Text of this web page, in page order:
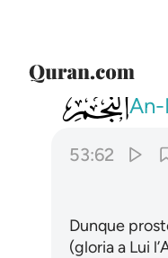
053
۩ ٦٢
53:62
Dunque
(gloria a Lui